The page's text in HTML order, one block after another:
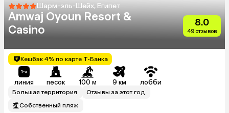
Шарм-эль-Шейх, Египет
Amwaj Oyoun Resort &
Casino
8.0
49 отзывов
Кешбэк 4% по карте Т-Банка
линия песок 100 м 9 км лобби
Большая территория
Отзывы за этот год
Собственный пляж